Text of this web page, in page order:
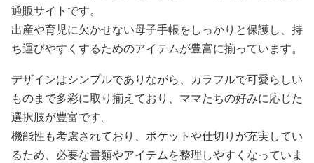
通販サイトです。
出産や育児に欠かせない母子手帳をしっかりと保護し、持
ち運びやすくするためのアイテムが豊富に揃っています。
デザインはシンプルでありながら、カラフルで可愛らしい
ものまで多彩に取り揃えており、ママたちの好みに応じた
選択肢が豊富です。
機能性も考慮されており、ポケットや仕切りが充実してい
るため、必要な書類やアイテムを整理しやすくなっていま